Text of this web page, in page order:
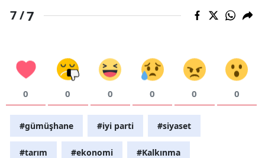
7 /7
0 0 0 0 0 0
#gümüşhane #iyi parti #siyaset
#tarım #ekonomi #Kalkınma